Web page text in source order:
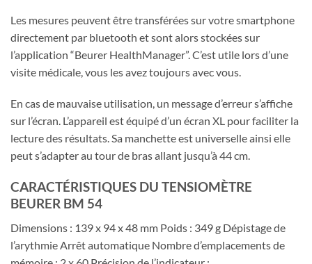
Les mesures peuvent être transférées sur votre smartphone
directement par bluetooth et sont alors stockées sur
l’application “Beurer HealthManager”. C’est utile lors d’une
visite médicale, vous les avez toujours avec vous.
En cas de mauvaise utilisation, un message d’erreur s’affiche
sur l’écran. L’appareil est équipé d’un écran XL pour faciliter la
lecture des résultats. Sa manchette est universelle ainsi elle
peut s’adapter au tour de bras allant jusqu’à 44 cm.
CARACTÉRISTIQUES DU TENSIOMÈTRE
BEURER BM 54
Dimensions : 139 x 94 x 48 mm Poids : 349 g Dépistage de
l’arythmie Arrêt automatique Nombre d’emplacements de